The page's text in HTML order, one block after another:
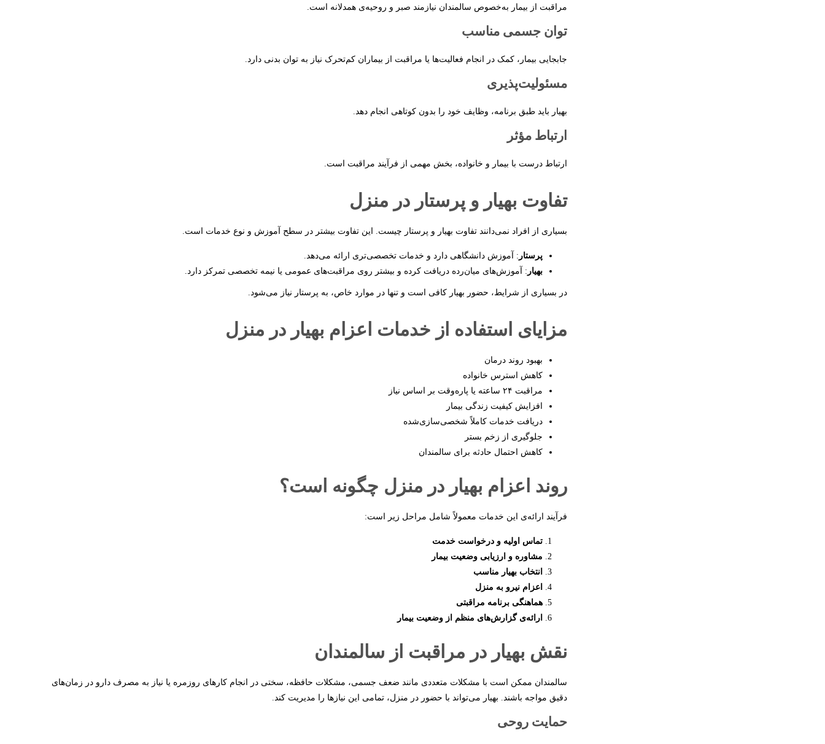
مراقبت از بیمار به‌خصوص سالمندان نیازمند صبر و روحیه‌ی همدلانه است.
توان جسمی مناسب
جابجایی بیمار، کمک در انجام فعالیت‌ها یا مراقبت از بیماران کم‌تحرک نیاز به توان بدنی دارد.
مسئولیت‌پذیری
بهیار باید طبق برنامه، وظایف خود را بدون کوتاهی انجام دهد.
ارتباط مؤثر
ارتباط درست با بیمار و خانواده، بخش مهمی از فرآیند مراقبت است.
تفاوت بهیار و پرستار در منزل
بسیاری از افراد نمی‌دانند تفاوت بهیار و پرستار چیست. این تفاوت بیشتر در سطح آموزش و نوع خدمات است.
پرستار : آموزش دانشگاهی دارد و خدمات تخصصی‌تری ارائه می‌دهد.
بهیار : آموزش‌های میان‌رده دریافت کرده و بیشتر روی مراقبت‌های عمومی یا نیمه تخصصی تمرکز دارد.
در بسیاری از شرایط، حضور بهیار کافی است و تنها در موارد خاص، به پرستار نیاز می‌شود.
مزایای استفاده از خدمات اعزام بهیار در منزل
بهبود روند درمان
کاهش استرس خانواده
مراقبت ۲۴ ساعته یا پاره‌وقت بر اساس نیاز
افزایش کیفیت زندگی بیمار
دریافت خدمات کاملاً شخصی‌سازی‌شده
جلوگیری از زخم بستر
کاهش احتمال حادثه برای سالمندان
روند اعزام بهیار در منزل چگونه است؟
فرآیند ارائه‌ی این خدمات معمولاً شامل مراحل زیر است:
تماس اولیه و درخواست خدمت
مشاوره و ارزیابی وضعیت بیمار
انتخاب بهیار مناسب
اعزام نیرو به منزل
هماهنگی برنامه مراقبتی
ارائه‌ی گزارش‌های منظم از وضعیت بیمار
نقش بهیار در مراقبت از سالمندان
سالمندان ممکن است با مشکلات متعددی مانند ضعف جسمی، مشکلات حافظه، سختی در انجام کارهای روزمره یا نیاز به مصرف دارو در زمان‌های
دقیق مواجه باشند. بهیار می‌تواند با حضور در منزل، تمامی این نیازها را مدیریت کند.
حمایت روحی